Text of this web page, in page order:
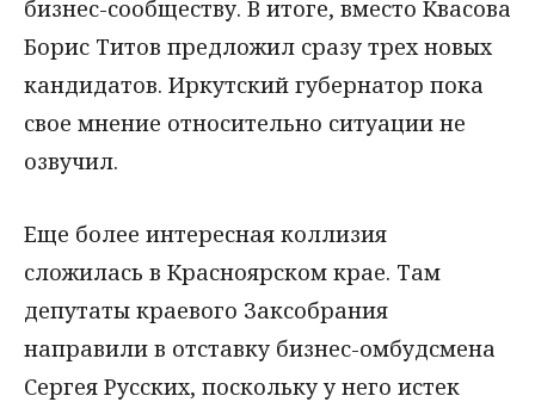
бизнес-сообществу. В итоге, вместо Квасова
Борис Титов предложил сразу трех новых
кандидатов. Иркутский губернатор пока
свое мнение относительно ситуации не
озвучил.
Еще более интересная коллизия
сложилась в Красноярском крае. Там
депутаты краевого Заксобрания
направили в отставку бизнес-омбудсмена
Сергея Русских, поскольку у него истек